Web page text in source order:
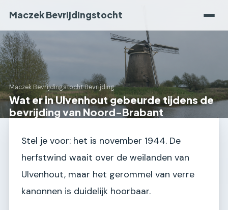
Maczek Bevrijdingstocht
Maczek Bevrijdingstocht›Bevrijding
Wat er in Ulvenhout gebeurde tijdens de
bevrijding van Noord-Brabant
Stel je voor: het is november 1944. De
herfstwind waait over de weilanden van
Ulvenhout, maar het gerommel van verre
kanonnen is duidelijk hoorbaar.